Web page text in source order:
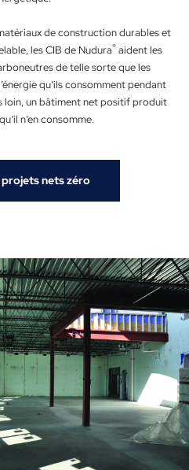
de construction durables et
les CIB de Nudura® aident les
de telle sorte que les
qu’ils consomment pendant
loin, un bâtiment net positif produit
n’en consomme.
nets zéro